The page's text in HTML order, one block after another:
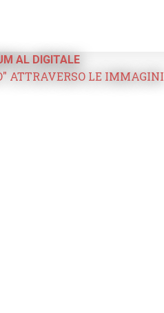
AL DIGITALE
ATTRAVERSO LE IMMAGINI